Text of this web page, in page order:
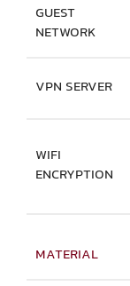
GUEST
NETWORK
VPN SERVER
WIFI
ENCRYPTION
MATERIAL